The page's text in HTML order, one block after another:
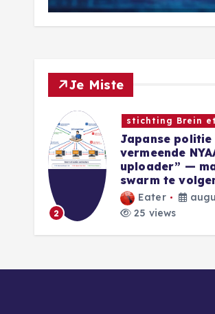
Je Miste
3
Nieuwe Games
Sins of a Solar
Harbinger
Eidolon-factie
Blackwell
30 views